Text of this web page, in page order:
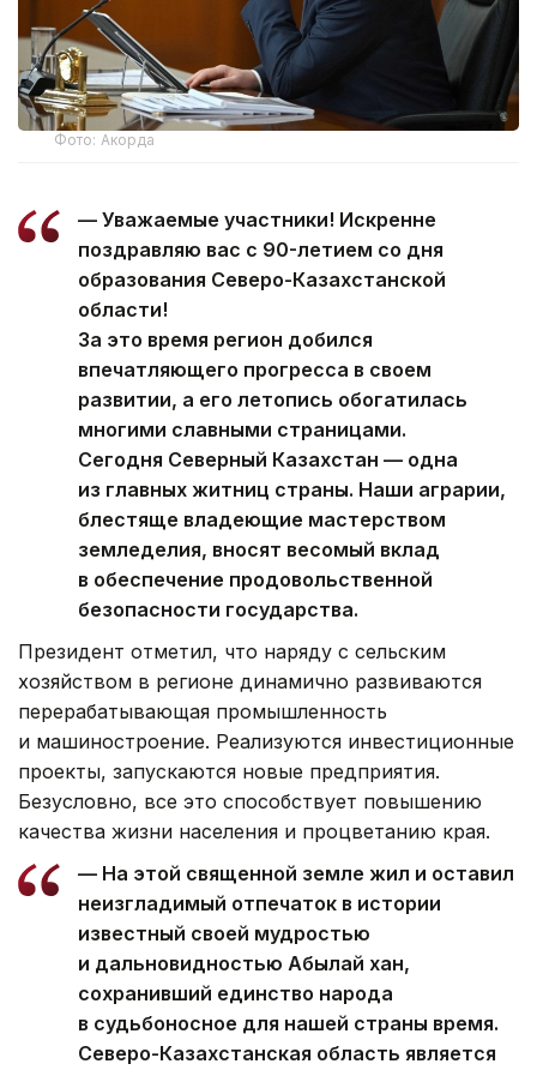
Фото: Акорда
— Уважаемые участники! Искренне
поздравляю вас с 90-летием со дня
образования Северо-Казахстанской
области!
За это время регион добился
впечатляющего прогресса в своем
развитии, а его летопись обогатилась
многими славными страницами.
Сегодня Северный Казахстан — одна
из главных житниц страны. Наши аграрии,
блестяще владеющие мастерством
земледелия, вносят весомый вклад
в обеспечение продовольственной
безопасности государства.
Президент отметил, что наряду с сельским
хозяйством в регионе динамично развиваются
перерабатывающая промышленность
и машиностроение. Реализуются инвестиционные
проекты, запускаются новые предприятия.
Безусловно, все это способствует повышению
качества жизни населения и процветанию края.
— На этой священной земле жил и оставил
неизгладимый отпечаток в истории
известный своей мудростью
и дальновидностью Абылай хан,
сохранивший единство народа
в судьбоносное для нашей страны время.
Северо-Казахстанская область является